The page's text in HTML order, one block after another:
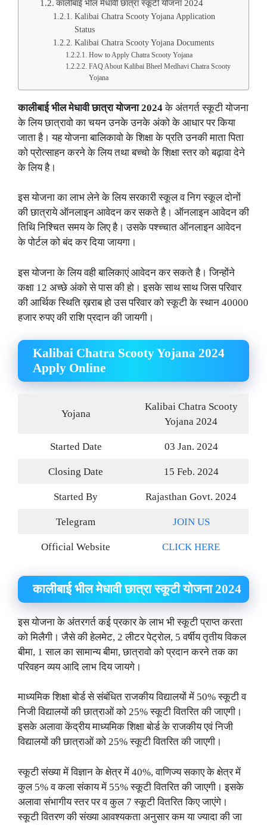
कालीबाई भील मेधावी छात्रा स्कूटी योजना 2024
Kalibai Chatra Scooty Yojana Application
Status
Kalibai Chatra Scooty Yojana Documents
How to Apply Chatra Scooty Yojana
FAQ About Kalibai Bheel Medhavi Chatra Scooty
Yojana
कालीबाई भील मेधावी छात्रा योजना 2024के अंतगर्त स्कूटी योजना
के लिय छात्रावो का चयन उनके उनके अंको के आधार पर किया
जाता है। यह योजना बालिकावो के शिक्षा के प्रति उनकी माता पिता
को प्रोत्साहन करने के लिय तथा बच्चो के शिक्षा स्तर को बढ़ावा देने
के लिय है।
इस योजना का लाभ लेने के लिय सरकारी स्कूल व निग स्कूल दोनों
की छात्राये ऑनलाइन आवेदन कर सकते है। ऑनलाइन आवेदन की
तिथि निश्चित समय के लिए है। उसके पश्च्चात ऑनलाइन आवेदन
के पोर्टल को बंद कर दिया जायगा।
इस योजना के लिय वही बालिकाएं आवेदन कर सकते है। जिन्होंने
कक्षा 12 अच्छे अंको से पास की हो। इसके साथ साथ जिस परिवार
की आर्थिक स्थिति ख़राब हो उस परिवार को स्कूटी के स्थान 40000
हजार रुपए की राशि प्रदान की जायगी।
Kalibai Chatra Scooty Yojana 2024
Apply Online
Yojana
Kalibai Chatra Scooty
Yojana 2024
Started Date 03 Jan. 2024
Closing Date 15 Feb. 2024
Started By Rajasthan Govt. 2024
Telegram JOIN US
Official Website CLICK HERE
कालीबाई भील मेधावी छात्रा स्कूटी योजना 2024
इस योजना के अंतरगर्त कई प्रकार के लाभ भी स्कूटी प्राप्त करता
को मिलैगी। जैसे की हेलमेट, 2 लीटर पेट्रोल, 5 वर्षीय तृतीय विकल
बीमा, 1 साल का सामान्य बीमा, छात्रावो को प्रदान करने तक का
परिवहन व्यय आदि लाभ दिय जायगे।
माध्यमिक शिक्षा बोर्ड से संबंधित राजकीय विद्यालयों में 50% स्कूटी व
निजी विद्यालयों की छात्राओं को 25% स्कूटी वितरित की जाएगी।
इसके अलावा केंद्रीय माध्यमिक शिक्षा बोर्ड के राजकीय एवं निजी
विद्यालयों की छात्राओं को 25% स्कूटी वितरित की जाएगी।
स्कूटी संख्या में विज्ञान के क्षेत्र में 40%, वाणिज्य सकाए के क्षेत्र में
कुल 5% व कला संकाय में 55% स्कूटी वितरित की जाएगी। इसके
अलावा संभागीय स्तर पर व कुल 7 स्कूटी वितरित किए जाएंगे।
स्कूटी वितरण की संख्या आवश्यकता अनुसार कम या ज्यादा की जा